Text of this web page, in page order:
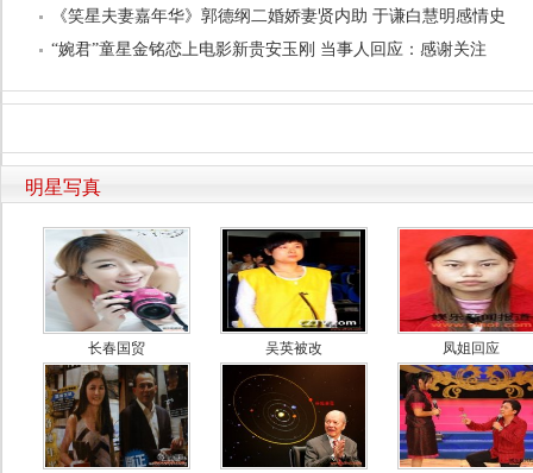
《笑星夫妻嘉年华》郭德纲二婚娇妻贤内助 于谦白慧明感情史
“婉君”童星金铭恋上电影新贵安玉刚 当事人回应：感谢关注
明星写真
长春国贸 吴英被改 凤姐回应